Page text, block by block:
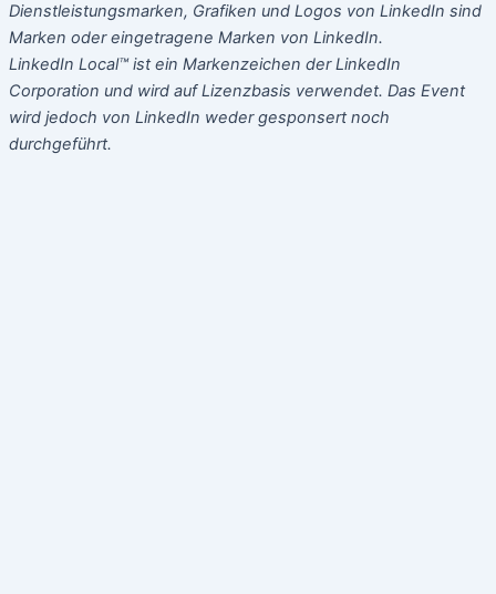
Dienstleistungsmarken, Grafiken und Logos von LinkedIn sind
Marken oder eingetragene Marken von LinkedIn.
LinkedIn Local™ ist ein Markenzeichen der LinkedIn
Corporation und wird auf Lizenzbasis verwendet. Das Event
wird jedoch von LinkedIn weder gesponsert noch
durchgeführt.